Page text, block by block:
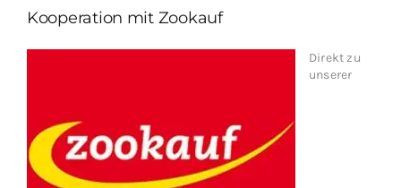
Kooperation mit Zookauf
Direkt zu
unserer